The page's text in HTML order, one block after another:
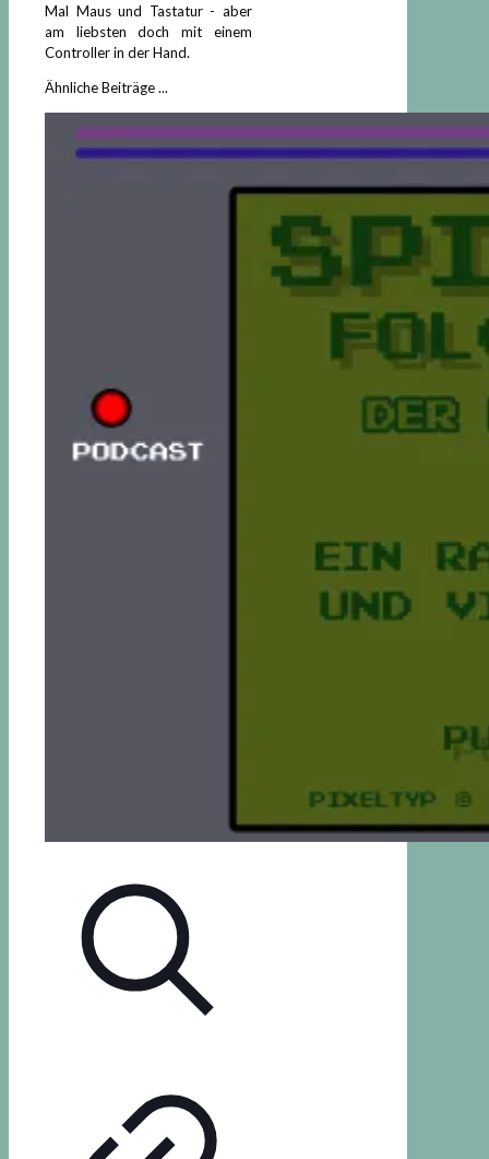
Mal Maus und Tastatur - aber
am liebsten doch mit einem
Controller in der Hand.
Ähnliche Beiträge ...